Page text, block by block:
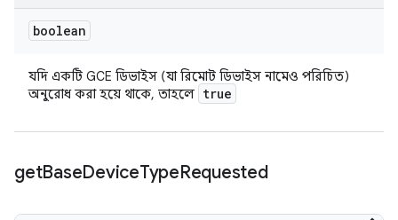
boolean
যদি একটি GCE ডিভাইস (যা রিমোট ডিভাইস নামেও পরিচিত)
অনুরোধ করা হয়ে থাকে, তাহলে true
getBaseDeviceTypeRequested